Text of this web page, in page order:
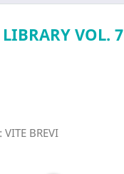
VOL.
BREVI